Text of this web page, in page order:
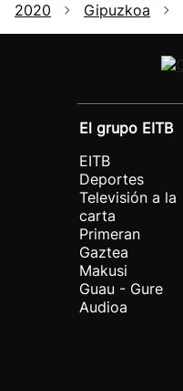
2020
Gipuzkoa
El grupo EITB
EITB
Deportes
Televisión a la
carta
Primeran
Gaztea
Makusi
Guau - Gure
Audioa